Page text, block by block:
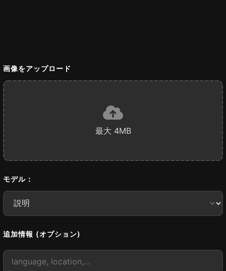
画像をアップロード
最大 4MB
モデル：
追加情報 (オプション)